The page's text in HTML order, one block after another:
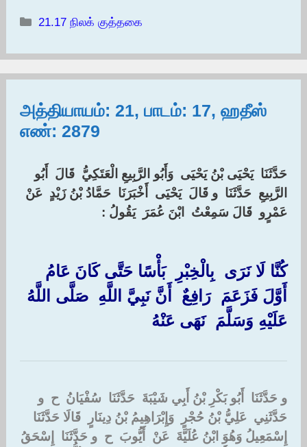
Categories
21.17 நிலக் குத்தகை
அத்தியாயம்: 21, பாடம்: 17, ஹதீஸ்
எண்: 2879
‏حَدَّثَنَا ‏ ‏يَحْيَى بْنُ يَحْيَى ‏ ‏وَأَبُو الرَّبِيعِ الْعَتَكِيُّ ‏ ‏قَالَ ‏ ‏أَبُو
الرَّبِيعِ ‏ ‏حَدَّثَنَا ‏ ‏و قَالَ ‏ ‏يَحْيَى ‏ ‏أَخْبَرَنَا ‏ ‏حَمَّادُ بْنُ زَيْدٍ ‏ ‏عَنْ ‏
‏عَمْرٍو ‏ ‏قَالَ سَمِعْتُ ‏ ‏ابْنَ عُمَرَ ‏ ‏يَقُولُ : ‏
كُنَّا لَا نَرَى ‏ ‏بِالْخِبْرِ ‏ ‏بَأْسًا حَتَّى كَانَ عَامُ
أَوَّلَ فَزَعَمَ ‏ ‏رَافِعٌ ‏ ‏أَنَّ نَبِيَّ اللَّهِ ‏ ‏صَلَّى اللَّهُ
عَلَيْهِ وَسَلَّمَ ‏ ‏نَهَى عَنْهُ ‏
و حَدَّثَنَا ‏ ‏أَبُو بَكْرِ بْنُ أَبِي شَيْبَةَ ‏ ‏حَدَّثَنَا ‏ ‏سُفْيَانُ ‏ ‏ح ‏ ‏و
حَدَّثَنِي ‏ ‏عَلِيُّ بْنُ حُجْرٍ ‏ ‏وَإِبْرَاهِيمُ بْنُ دِينَارٍ ‏ ‏قَالَا حَدَّثَنَا ‏
‏إِسْمَعِيلُ وَهُوَ ابْنُ عُلَيَّةَ ‏ ‏عَنْ ‏ ‏أَيُّوبَ ‏ ‏ح ‏ ‏و حَدَّثَنَا ‏ ‏إِسْحَقُ